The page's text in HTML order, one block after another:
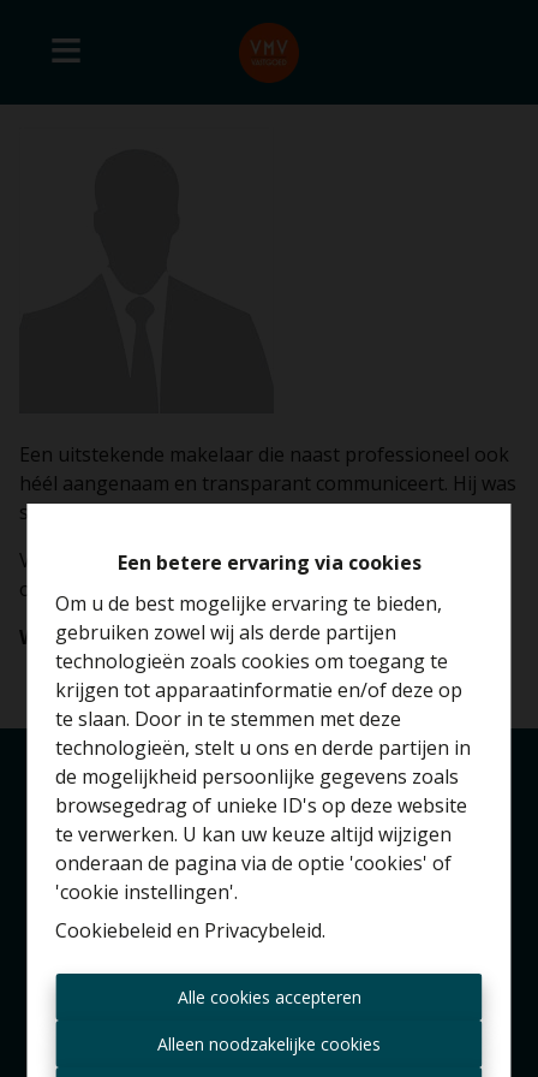
Een betere ervaring via cookies
Om u de best mogelijke ervaring te bieden,
gebruiken zowel wij als derde partijen
technologieën zoals cookies om toegang te
krijgen tot apparaatinformatie en/of deze op
te slaan. Door in te stemmen met deze
technologieën, stelt u ons en derde partijen in
de mogelijkheid persoonlijke gegevens zoals
browsegedrag of unieke ID's op deze website
te verwerken. U kan uw keuze altijd wijzigen
onderaan de pagina via de optie 'cookies' of
'cookie instellingen'.
Cookiebeleid en Privacybeleid.
Alle cookies accepteren
Alleen noodzakelijke cookies
Een uitstekende makelaar die naast professioneel ook
héél aangenaam en transparant communiceert. Hij was
steeds correct in het nakomen van de afspraken.
Voor een volgende verkoop zou ik er onmiddellijk
opnieuw mee samenwerken.
Wouter Jacobs
Londerzeel
Kerkhofstraat 90A
1840 Londerzeel
Zeypstraat 17
1083 Brussel
Benieuwd naar de
waarde van je huis?
Gratis schatting
Altijd als eerste op de
hoogte zijn van nieuwe
aanbiedingen?